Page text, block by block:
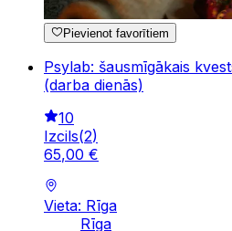
Pievienot favorītiem
Psylab: šausmīgākais
(darba dienās)
10
Izcils(2)
65,00 €
Vieta: Rīga
Rīga